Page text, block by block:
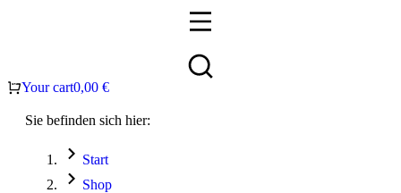
Your cart0,00 €
Sie befinden sich hier:
Start
Shop